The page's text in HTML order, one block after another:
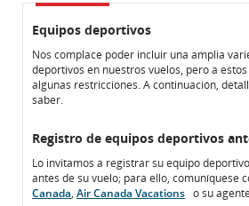
Equipos
Equipos
Equipos deportivos
Nos complace poder incluir una amplia
deportivos en nuestros vuelos, pero a
algunas restricciones. A continuación,
saber.
Registro de equipos deportivos
Lo invitamos a registrar su equipo
antes de su vuelo; para ello, comuníquese
Canada, Air Canada Vacations o su